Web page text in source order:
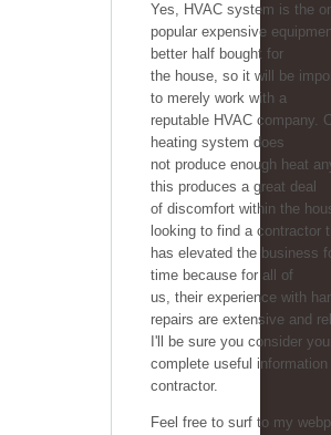
Yes, HVAC system is the
popular expensive
better half bought for
the house, so it will be
to merely work with a
reputable HVAC company.
heating system does
not produce enough heat
this produces a great deal
of discomfort within the
looking to find a contractor
has elevated the business
time because for all of
us, their experience with
repairs are extensive and
I'll be sure you consider
complete useful information
contractor.
Feel free to surf to my